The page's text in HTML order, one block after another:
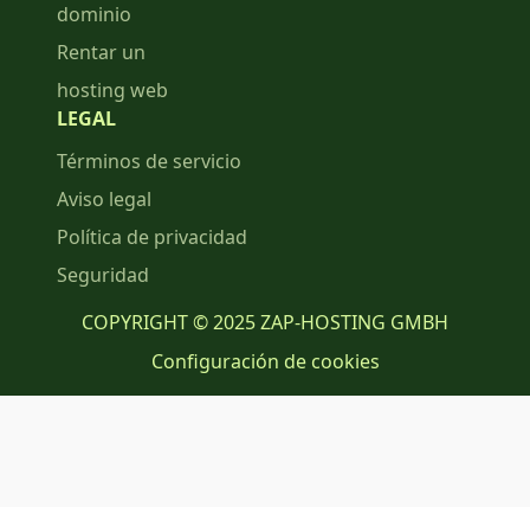
dominio
Rentar un
hosting web
LEGAL
Términos de servicio
Aviso legal
Política de privacidad
Seguridad
COPYRIGHT © 2025 ZAP-HOSTING GMBH
Configuración de cookies